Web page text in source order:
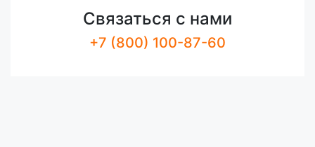
Связаться с нами
+7 (800) 100-87-60